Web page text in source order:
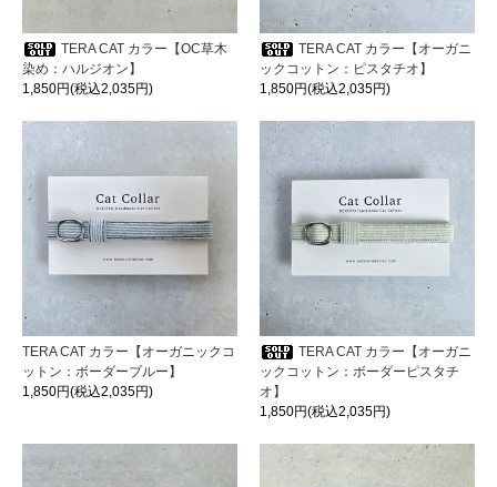
TERA CAT カラー【OC草木
染め：ハルジオン】
1,850円(税込2,035円)
TERA CAT カラー【オーガニ
ックコットン：ピスタチオ】
1,850円(税込2,035円)
TERA CAT カラー【オーガニックコ
ットン：ボーダーブルー】
1,850円(税込2,035円)
TERA CAT カラー【オーガニ
ックコットン：ボーダーピスタチ
オ】
1,850円(税込2,035円)